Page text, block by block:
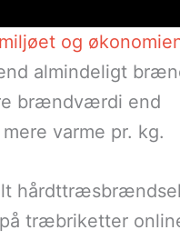
og
almindeligt
brændværdi end
varme pr. kg.
træbriketter